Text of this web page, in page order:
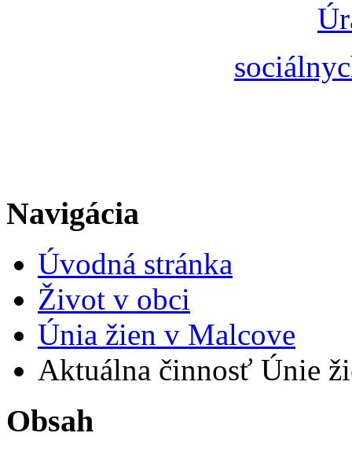
Navigácia
Úvodná stránka
Život v obci
Únia žien v Malcove
Aktuálna činnosť Únie
Obsah